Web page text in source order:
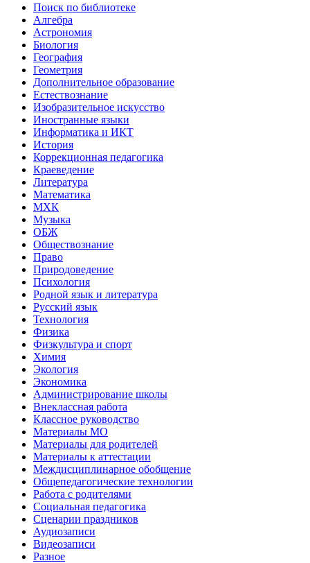
Поиск по библиотеке
Алгебра
Астрономия
Биология
География
Геометрия
Дополнительное образование
Естествознание
Изобразительное искусство
Иностранные языки
Информатика и ИКТ
История
Коррекционная педагогика
Краеведение
Литература
Математика
МХК
Музыка
ОБЖ
Обществознание
Право
Природоведение
Психология
Родной язык и литература
Русский язык
Технология
Физика
Физкультура и спорт
Химия
Экология
Экономика
Администрирование школы
Внеклассная работа
Классное руководство
Материалы МО
Материалы для родителей
Материалы к аттестации
Междисциплинарное обобщение
Общепедагогические технологии
Работа с родителями
Социальная педагогика
Сценарии праздников
Аудиозаписи
Видеозаписи
Разное